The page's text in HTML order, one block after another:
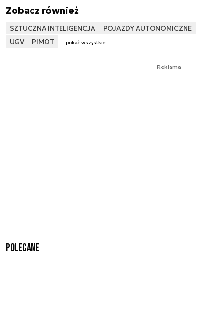
Zobacz również
SZTUCZNA INTELIGENCJA
POJAZDY AUTONOMICZNE
UGV
PIMOT pokaż wszystkie
Reklama
Polecane